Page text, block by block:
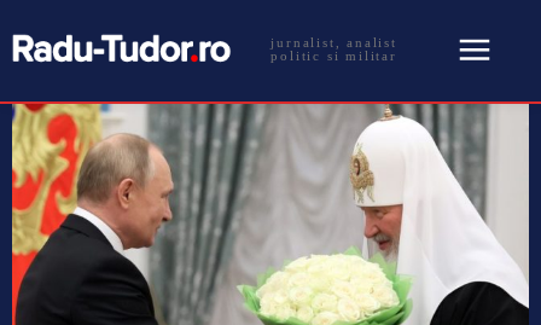
jurnalist, analist
politic si militar